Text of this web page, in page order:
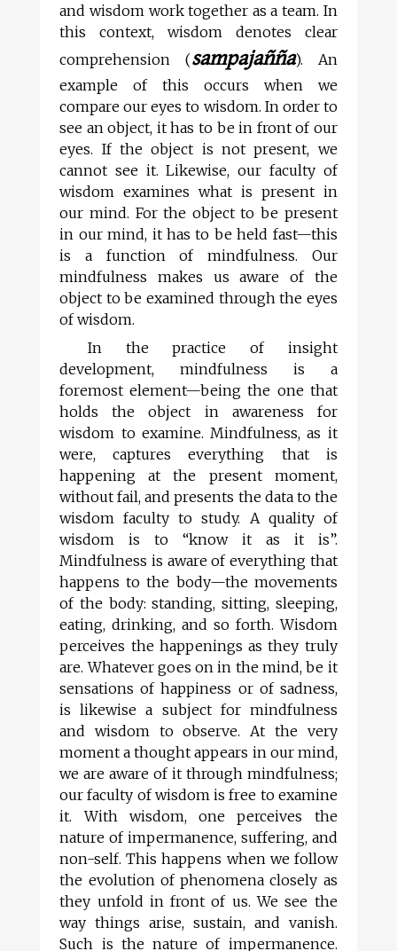
and wisdom work together as a team. In
this context, wisdom denotes clear
comprehension (sampajañña). An
example of this occurs when we
compare our eyes to wisdom. In order to
see an object, it has to be in front of our
eyes. If the object is not present, we
cannot see it. Likewise, our faculty of
wisdom examines what is present in
our mind. For the object to be present
in our mind, it has to be held fast—this
is a function of mindfulness. Our
mindfulness makes us aware of the
object to be examined through the eyes
of wisdom.
In the practice of insight
development, mindfulness is a
foremost element—being the one that
holds the object in awareness for
wisdom to examine. Mindfulness, as it
were, captures everything that is
happening at the present moment,
without fail, and presents the data to the
wisdom faculty to study. A quality of
wisdom is to “know it as it is”.
Mindfulness is aware of everything that
happens to the body—the movements
of the body: standing, sitting, sleeping,
eating, drinking, and so forth. Wisdom
perceives the happenings as they truly
are. Whatever goes on in the mind, be it
sensations of happiness or of sadness,
is likewise a subject for mindfulness
and wisdom to observe. At the very
moment a thought appears in our mind,
we are aware of it through mindfulness;
our faculty of wisdom is free to examine
it. With wisdom, one perceives the
nature of impermanence, suffering, and
non-self. This happens when we follow
the evolution of phenomena closely as
they unfold in front of us. We see the
way things arise, sustain, and vanish.
Such is the nature of impermanence.